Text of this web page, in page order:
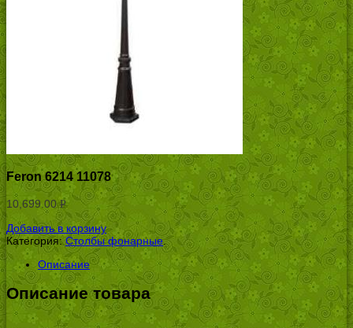
Feron 6214 11078
10,699.00Р
УБ.
Добавить в корзину
Категория:Столбы фонарные.
Описание
Описание товара